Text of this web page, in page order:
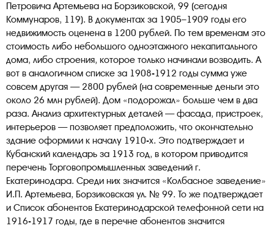
Петровича Артемьева на Борзиковской, 99 (сегодня
Коммунаров, 119). В документах за 1905–1909 годы его
недвижимость оценена в 1200 рублей. По тем временам это
стоимость либо небольшого одноэтажного некапитального
дома, либо строения, которое только начинали возводить. А
вот в аналогичном списке за 1908-1912 годы сумма уже
совсем другая — 2800 рублей (на современные деньги это
около 26 млн рублей). Дом «подорожал» больше чем в два
раза. Анализ архитектурных деталей — фасада, пристроек,
интерьеров — позволяет предположить, что окончательно
здание оформили к началу 1910-х. Это подтверждает и
Кубанский календарь за 1913 год, в котором приводится
перечень Торговопромышленных заведений г.
Екатеринодара. Среди них значится «Колбасное заведение»
И.П. Артемьева, Борзиковская ул. № 99. То же подтверждает
и Список абонентов Екатеринодарской телефонной сети на
1916-1917 годы, где в перечне абонентов значится